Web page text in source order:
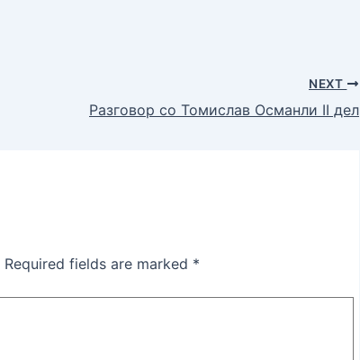
NEXT
Разговор со Томислав Османли II дел
Required fields are marked *